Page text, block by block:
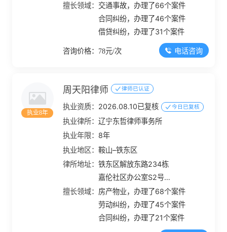
擅长领域： 交通事故，办理了66个案件
合同纠纷，办理了46个案件
借贷纠纷，办理了31个案件
咨询价格：78元/次 电话咨询
执业8年
周天阳律师 律师已认证
执业资质： 2026.08.10已复核 今日已复核
执业律所：辽宁东哲律师事务所
执业年限： 8年
执业地区：鞍山–铁东区
律所地址：铁东区解放东路234栋
嘉伦社区办公室S2号房
屋
擅长领域： 房产物业，办理了68个案件
劳动纠纷，办理了45个案件
合同纠纷，办理了21个案件